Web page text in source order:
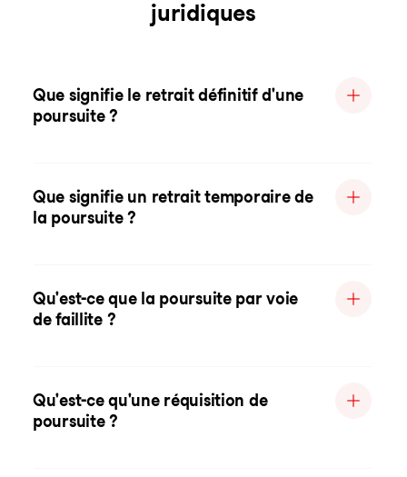
juridiques
Que signifie le retrait définitif d'une
poursuite ?
Que signifie un retrait temporaire de
la poursuite ?
Qu'est-ce que la poursuite par voie
de faillite ?
Qu'est-ce qu'une réquisition de
poursuite ?